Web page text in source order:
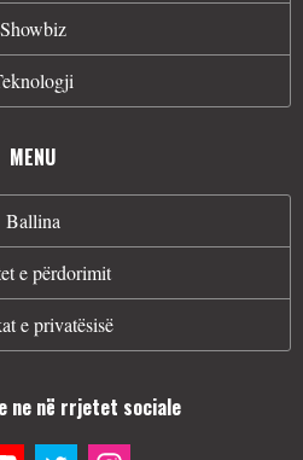
Showbiz
MENU
Ballina
e përdorimit
e privatësisë
ne në rrjetet sociale